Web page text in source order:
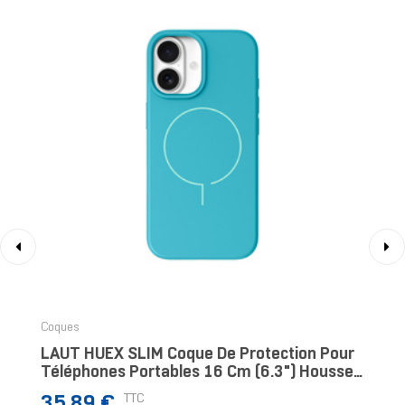
Coques
LAUT HUEX SLIM Coque De Protection Pour
Téléphones Portables 16 Cm (6.3") Housse
Couleur Menthe
Prix TTC